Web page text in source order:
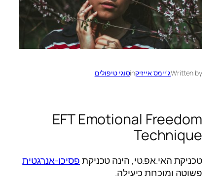
Written byג'יימס אייזיקinסוגי טיפולים
EFT Emotional Freedom
Technique
טכניקת האי.אפ.טי, הינה טכניקתפסיכו-אנרגטית
פשוטה ומוכחת כיעילה.